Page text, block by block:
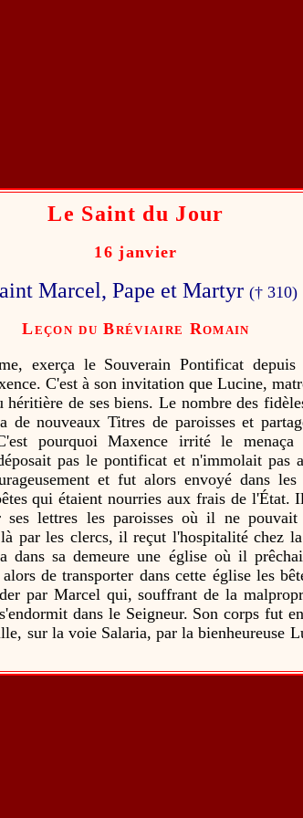
Le Saint du Jour
16 janvier
Marcel, Pape et Martyr († 310)
Leçon du Bréviaire Romain
exerça le Souverain Pontificat depuis
C'est à son invitation que Lucine,
de ses biens. Le nombre des
de nouveaux Titres de paroisses et
pourquoi Maxence irrité le menaça
pas le pontificat et n'immolait pas
et fut alors envoyé dans
qui étaient nourries aux frais de l'État.
lettres les paroisses où il ne pouvait
par les clercs, il reçut l'hospitalité chez la
dans sa demeure une église où il
de transporter dans cette église les
par Marcel qui, souffrant de la
dans le Seigneur. Son corps fut
sur la voie Salaria, par la bienheureuse